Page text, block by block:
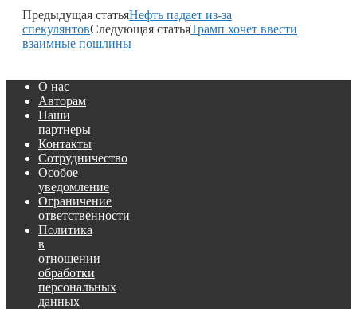
Предыдущая статьяНефть падает из-за
спекулянтовСледующая статьяТрамп хочет ввести
взаимные пошлины
О нас
Авторам
Наши
партнеры
Контакты
Сотрудничество
Особое
уведомление
Ограничение
ответственности
Политика
в
отношении
обработки
персональных
данных